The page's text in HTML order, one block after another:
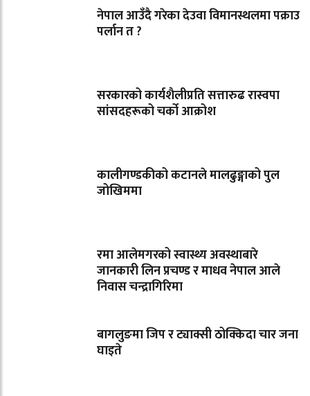
नेपाल आउँदै गरेका देउवा विमानस्थलमा पक्राउ
पर्लान त ?
सरकारको कार्यशैलीप्रति सत्तारुढ रास्वपा
सांसदहरूको चर्को आक्रोश
कालीगण्डकीको कटानले मालढुङ्गाको पुल
जोखिममा
रमा आलेमगरको स्वास्थ्य अवस्थाबारे
जानकारी लिन प्रचण्ड र माधव नेपाल आले
निवास चन्द्रागिरिमा
बागलुङमा जिप र ट्याक्सी ठोक्किदा चार जना
घाइते